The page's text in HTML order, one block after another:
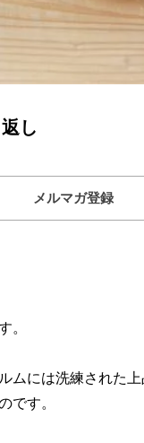
し
メルマガ登録
。
ムには洗練された
です。